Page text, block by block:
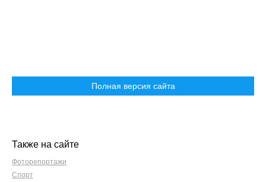
Полная версия сайта
Также на сайте
Фоторепортажи
Спорт